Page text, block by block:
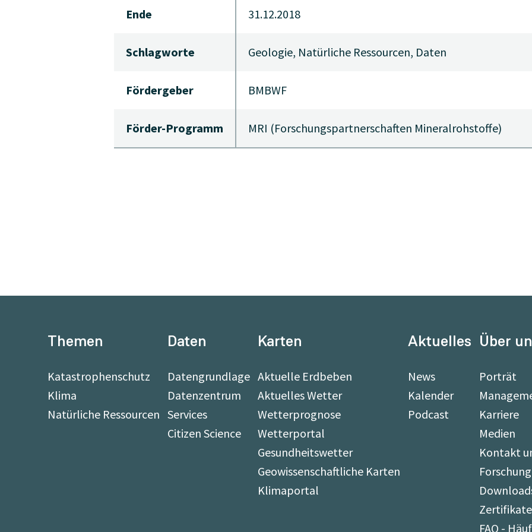
Ende 31.12.2018
Schlagworte Geologie, Natürliche Ressourcen, Daten
Fördergeber BMBWF
Förder-Programm MRI (Forschungspartnerschaften Mineralrohstoffe)
Themen
Katastrophenschutz
Klima
Natürliche Ressourcen
Daten
Datengrundlage
Datenzentrum
Services
Citizen Science
Karten
Aktuelle Erdbeben
Aktuelles Wetter
Wetterprognose
Wetterportal
Gesundheitswetter
Geowissenschaftliche Karten
Klimaportal
Aktuelles
News
Kalender
Podcast
Über
Porträt
Karriere
Medien
Kontakt
FAQ -